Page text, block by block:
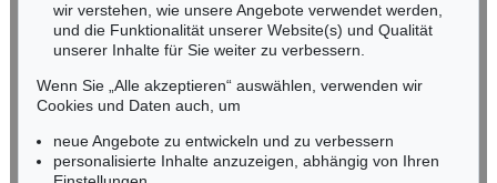
Auktion 560 - Lot 32
Landschaft mit Seebüllhof, 1930
Ergebnis:€ 914.400
NORDDEUTSCHLAND
Nico Kassel, M.A.
Tel.: +49 (0)89 55244-164
Mobil: +49 (0)171 8618661
n.kassel@kettererkunst.de
wir verstehen, wie unsere Angebote verwendet werden,
und die Funktionalität unserer Website(s) und Qualität
unserer Inhalte für Sie weiter zu verbessern.
Wenn Sie „Alle akzeptieren“ auswählen, verwenden wir
Cookies und Daten auch, um
neue Angebote zu entwickeln und zu verbessern
personalisierte Inhalte anzuzeigen, abhängig von Ihren